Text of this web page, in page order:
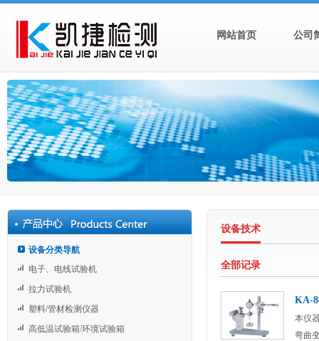
网站首页 公司
设备分类导航
电子、电线试验机
拉力试验机
塑料/管材检测仪器
高低温试验箱/环境试验箱
设备技术
全部记录
KA-
本仪
弯曲